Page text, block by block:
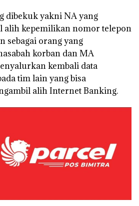
dibekuk yakni NA yang
alih kepemilikan nomor telepon
sebagai orang yang
korban dan MA
kembali data
tim lain yang bisa
alih Internet Banking.